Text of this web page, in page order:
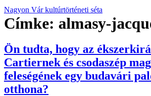
Nagyon Vár kultúrtörténeti séta
Címke: almasy-
Ön tudta, hogy az
Cartiernek és csodaszép
feleségének egy budavári
otthona?